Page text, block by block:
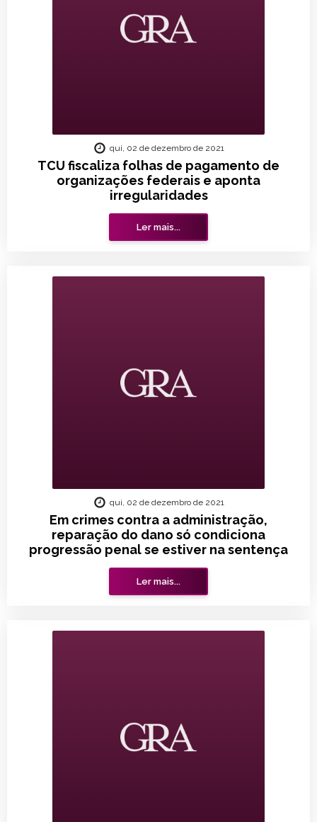
TCU fiscaliza folhas de pagamento de
organizações federais e aponta
irregularidades
qui, 02 de dezembro de 2021
Ler mais...
Em crimes contra a administração,
reparação do dano só condiciona
progressão penal se estiver na sentença
qui, 02 de dezembro de 2021
Ler mais...